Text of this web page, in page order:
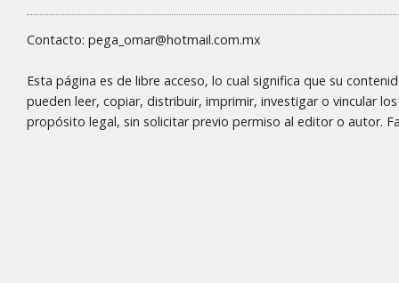
Contacto: pega_omar@hotmail.com.mx
Esta página es de libre acceso, lo cual significa que su
pueden leer, copiar, distribuir, imprimir, investigar o vincular
propósito legal, sin solicitar previo permiso al editor o autor.